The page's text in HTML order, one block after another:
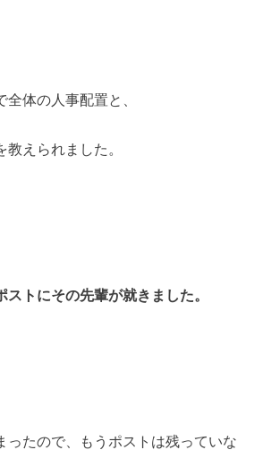
体の人事配置と、
えられました。
ストにその先輩が就きました。
ったので、もうポストは残っていな